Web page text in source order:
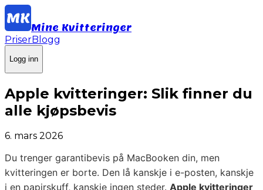
Mine Kvitteringer
PriserBlogg
Logg inn
Apple kvitteringer: Slik finner du
alle kjøpsbevis
6. mars 2026
Du trenger garantibevis på MacBooken din, men
kvitteringen er borte. Den lå kanskje i e-posten, kanskje
i en papirskuff, kanskje ingen steder. Apple kvitteringer